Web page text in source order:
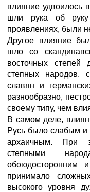
влияние удвоилось
шли рука об
проявлениях, были
Другое влияние
шло со
восточных степей
степных народов,
славян и
разнообразно,
своему типу, чем
В самом деле,
Русь было слабым и
архаичным. При
степными
принимало
высокого уровня